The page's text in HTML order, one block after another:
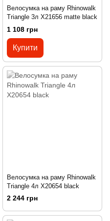
Велосумка на раму Rhinowalk
Triangle 3л X21656 matte black
1 108 грн
Купити
Велосумка на раму Rhinowalk
Triangle 4л X20654 black
2 244 грн